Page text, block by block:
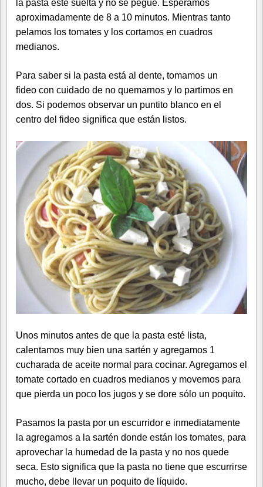
la pasta esté suelta y no se pegue. Esperamos
aproximadamente de 8 a 10 minutos. Mientras tanto
pelamos los tomates y los cortamos en cuadros
medianos.
Para saber si la pasta está al dente, tomamos un
fideo con cuidado de no quemarnos y lo partimos en
dos. Si podemos observar un puntito blanco en el
centro del fideo significa que están listos.
Unos minutos antes de que la pasta esté lista,
calentamos muy bien una sartén y agregamos 1
cucharada de aceite normal para cocinar. Agregamos el
tomate cortado en cuadros medianos y movemos para
que pierda un poco los jugos y se dore sólo un poquito.
Pasamos la pasta por un escurridor e inmediatamente
la agregamos a la sartén donde están los tomates, para
aprovechar la humedad de la pasta y no nos quede
seca. Esto significa que la pasta no tiene que escurrirse
mucho, debe llevar un poquito de líquido.